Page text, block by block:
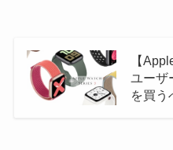
【
ユーザ
を買う